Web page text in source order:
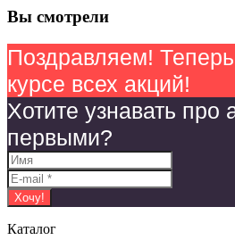
Вы смотрели
Поздравляем!
курсе всех акций!
Хотите узнавать про
первыми?
Каталог